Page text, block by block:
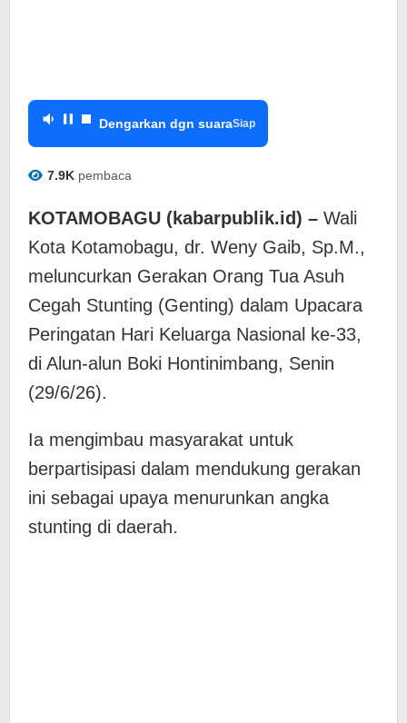
Dengarkan dgn suaraSiap
7.9K pembaca
KOTAMOBAGU (kabarpublik.id) – Wali
Kota Kotamobagu, dr. Weny Gaib, Sp.M.,
meluncurkan Gerakan Orang Tua Asuh
Cegah Stunting (Genting) dalam Upacara
Peringatan Hari Keluarga Nasional ke-33,
di Alun-alun Boki Hontinimbang, Senin
(29/6/26).
Ia mengimbau masyarakat untuk
berpartisipasi dalam mendukung gerakan
ini sebagai upaya menurunkan angka
stunting di daerah.